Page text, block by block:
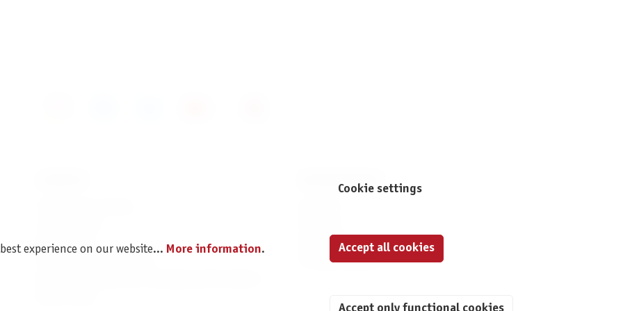
Revocation
INFORMATION
Data Protection
Privacy Settings
experience on our website... More information.
Cookie settings
Accept only functional cookies
Accept all cookies